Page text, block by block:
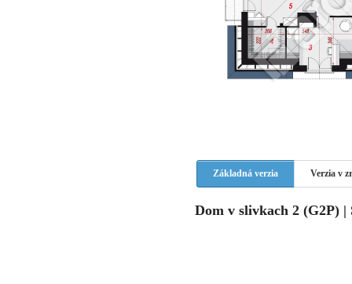
Základná verzia Verzia v
Dom v slivkach 2 (G2P) |